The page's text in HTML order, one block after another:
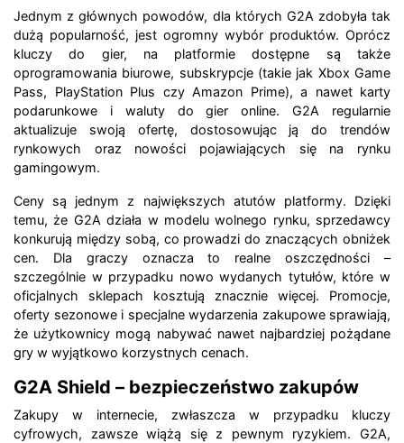
Jednym z głównych powodów, dla których G2A zdobyła tak
dużą popularność, jest ogromny wybór produktów. Oprócz
kluczy do gier, na platformie dostępne są także
oprogramowania biurowe, subskrypcje (takie jak Xbox Game
Pass, PlayStation Plus czy Amazon Prime), a nawet karty
podarunkowe i waluty do gier online. G2A regularnie
aktualizuje swoją ofertę, dostosowując ją do trendów
rynkowych oraz nowości pojawiających się na rynku
gamingowym.
Ceny są jednym z największych atutów platformy. Dzięki
temu, że G2A działa w modelu wolnego rynku, sprzedawcy
konkurują między sobą, co prowadzi do znaczących obniżek
cen. Dla graczy oznacza to realne oszczędności –
szczególnie w przypadku nowo wydanych tytułów, które w
oficjalnych sklepach kosztują znacznie więcej. Promocje,
oferty sezonowe i specjalne wydarzenia zakupowe sprawiają,
że użytkownicy mogą nabywać nawet najbardziej pożądane
gry w wyjątkowo korzystnych cenach.
G2A Shield – bezpieczeństwo zakupów
Zakupy w internecie, zwłaszcza w przypadku kluczy
cyfrowych, zawsze wiążą się z pewnym ryzykiem. G2A,